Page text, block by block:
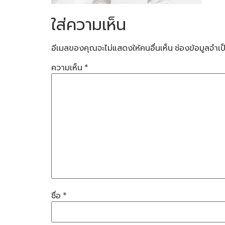
ใส่ความเห็น
อีเมลของคุณจะไม่แสดงให้คนอื่นเห็น ช่องข้อมูลจำเ
ความเห็น *
ชื่อ *